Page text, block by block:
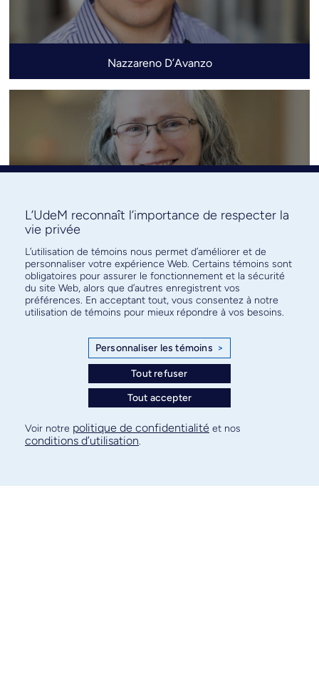
Nazzareno D’Avanzo
France Daigle
L’UdeM reconnaît l’importance de respecter la
vie privée
L’utilisation de témoins nous permet d’améliorer et de
personnaliser votre expérience Web. Certains témoins sont
obligatoires pour assurer le fonctionnement et la sécurité
du site Web, alors que d’autres enregistrent vos
préférences. En acceptant tout, vous consentez à notre
utilisation de témoins pour mieux répondre à vos besoins.
Personnaliser les témoins >
Tout refuser
Tout accepter
Voir notre politique de confidentialité et nos
conditions d’utilisation.